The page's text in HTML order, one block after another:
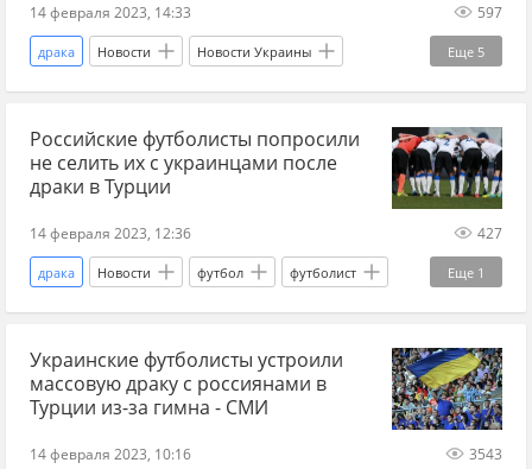
14 февраля 2023, 14:33 597
Еще 5
драка Новости Новости Украины
Украина Россия футбол Турция
футболист
Российские футболисты попросили
не селить их с украинцами после
драки в Турции
14 февраля 2023, 12:36 427
Еще 1
драка Новости футбол футболист
Турция
Украинские футболисты устроили
массовую драку с россиянами в
Турции из-за гимна - СМИ
14 февраля 2023, 10:16 3543